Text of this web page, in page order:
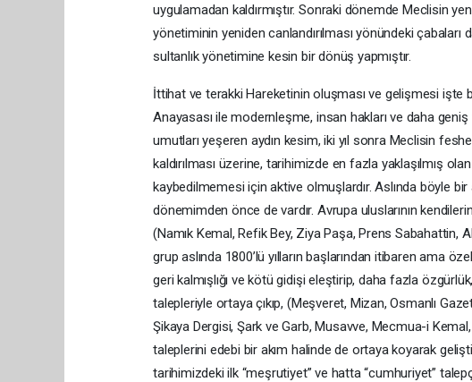
uygulamadan kaldırmıştır. Sonraki dönemde Meclisin
yönetiminin yeniden canlandırılması yönündeki çabaları
sultanlık yönetimine kesin bir dönüş yapmıştır.
İttihat ve terakki Hareketinin oluşması ve gelişmesi işte
Anayasası ile modernleşme, insan hakları ve daha
umutları yeşeren aydın kesim, iki yıl sonra Meclisin
kaldırılması üzerine, tarihimizde en fazla yaklaşılmış
kaybedilmemesi için aktive olmuşlardır. Aslında böyle
dönemimden önce de vardır. Avrupa uluslarının
(Namık Kemal, Refik Bey, Ziya Paşa, Prens Sabahattin,
grup aslında 1800’lü yılların başlarından itibaren ama
geri kalmışlığı ve kötü gidişi eleştirip, daha fazla
talepleriyle ortaya çıkıp, (Meşveret, Mizan, Osmanlı
Şikaya Dergisi, Şark ve Garb, Musavve, Mecmua-i
taleplerini edebi bir akım halinde de ortaya koyarak
tarihimizdeki ilk “meşrutiyet” ve hatta “cumhuriyet”